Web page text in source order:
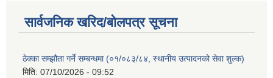
सार्वजनिक खरिद/बोलपत्र सूचना
ठेक्का सम्झौता गर्ने सम्बन्धमा (०१/०८३/८४, स्थानीय उत्पादनको सेवा शुल्क)
मिति: 07/10/2026 - 09:52